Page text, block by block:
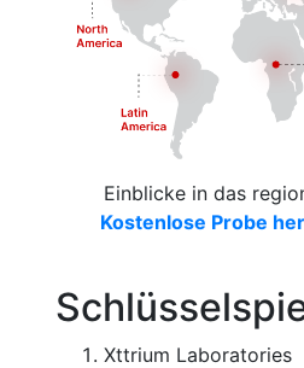
Einblicke in das
Kostenlose Probe
Xttrium Laboratories